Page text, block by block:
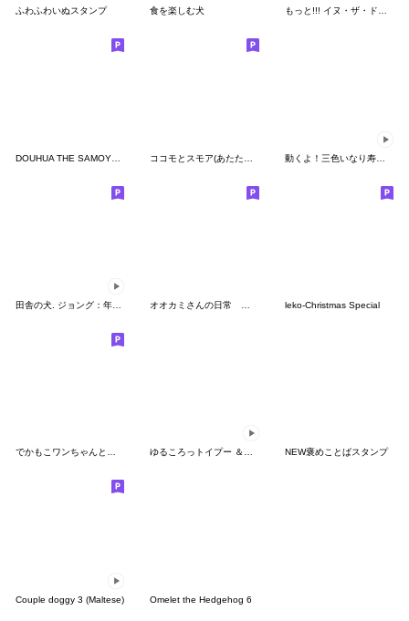
ふわふわいぬスタンプ 食を楽しむ犬 もっと!!! イヌ・ザ・ドッグ 7
動くよ！三色いなり寿司さんスタンプ2
leko-Christmas Special
でかもこワンちゃんとの暮らし（やや夏） ゆるころっトイプー ＆ポミー NEW褒めことばスタンプ
Couple doggy 3 (Maltese) Omelet the Hedgehog 6